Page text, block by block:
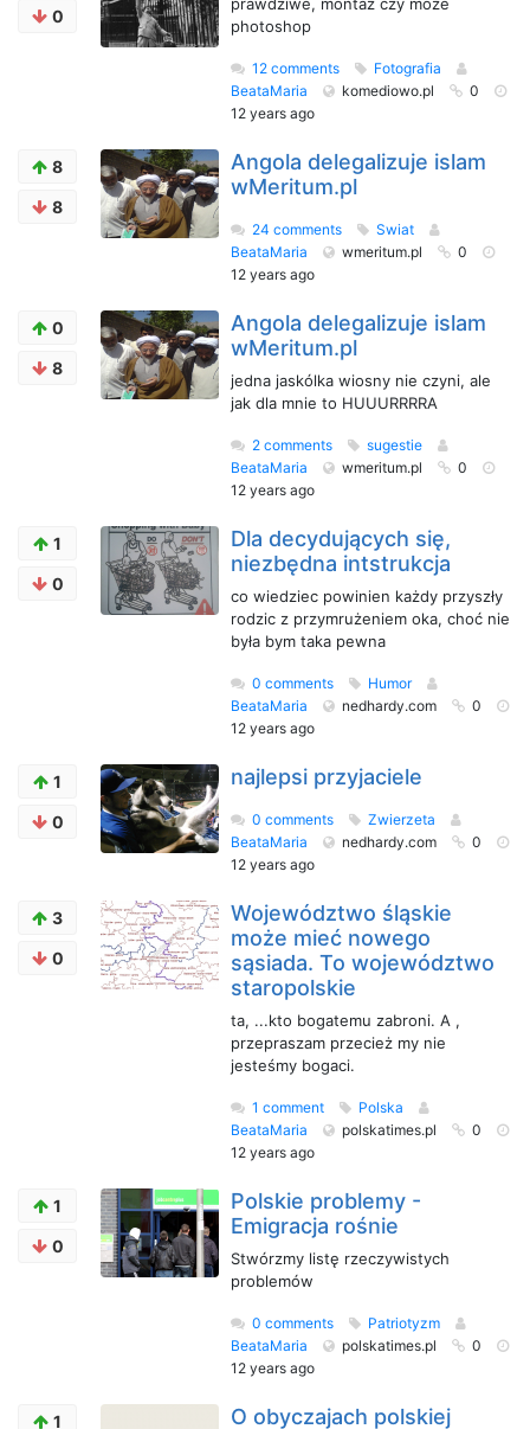
0
photoshop
12 comments
Fotografia
BeataMaria
komediowo.pl
0
12 years ago
8
8
Angola delegalizuje islam
wMeritum.pl
24 comments
Swiat
BeataMaria
wmeritum.pl
0
12 years ago
0
8
Angola delegalizuje islam
wMeritum.pl
jedna jaskólka wiosny nie czyni, ale
jak dla mnie to HUUURRRRA
2 comments
sugestie
BeataMaria
wmeritum.pl
0
12 years ago
1
0
Dla decydujących się,
niezbędna intstrukcja
co wiedziec powinien każdy przyszły
rodzic z przymrużeniem oka, choć nie
była bym taka pewna
0 comments
Humor
BeataMaria
nedhardy.com
0
12 years ago
1
0
najlepsi przyjaciele
0 comments
Zwierzeta
BeataMaria
nedhardy.com
0
12 years ago
3
0
Województwo śląskie
może mieć nowego
sąsiada. To województwo
staropolskie
ta, ...kto bogatemu zabroni. A ,
przepraszam przecież my nie
jesteśmy bogaci.
1 comment
Polska
BeataMaria
polskatimes.pl
0
12 years ago
1
0
Polskie problemy -
Emigracja rośnie
Stwórzmy listę rzeczywistych
problemów
0 comments
Patriotyzm
BeataMaria
polskatimes.pl
0
12 years ago
1
O obyczajach polskiej